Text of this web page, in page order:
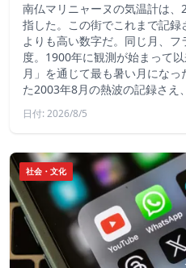
南仏マリニャーヌの気温計は
指した。この街でこれまで記
よりも高い数字だ。同じ月、
度。1900年に観測が始まって
月」を通じて最も暑い月にな
た2003年8月の熱波の記録さえ
日付: 2026/8/5
社会・文化